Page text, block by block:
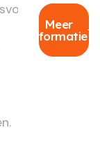
Meer
informatie